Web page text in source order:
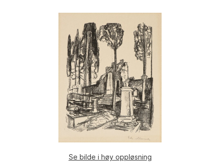
Se bilde i høy oppløsning